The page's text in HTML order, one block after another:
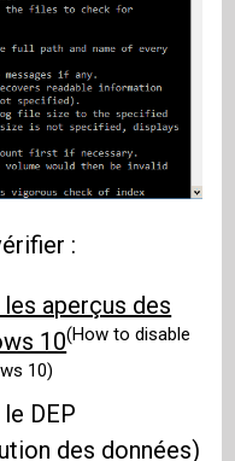
:
aperçus des
10(How to disable
10)
DEP
des données)